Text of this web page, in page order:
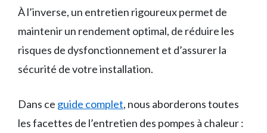
À l’inverse, un entretien rigoureux permet de
maintenir un rendement optimal, de réduire les
risques de dysfonctionnement et d’assurer la
sécurité de votre installation.
Dans ce guide complet, nous aborderons toutes
les facettes de l’entretien des pompes à chaleur :